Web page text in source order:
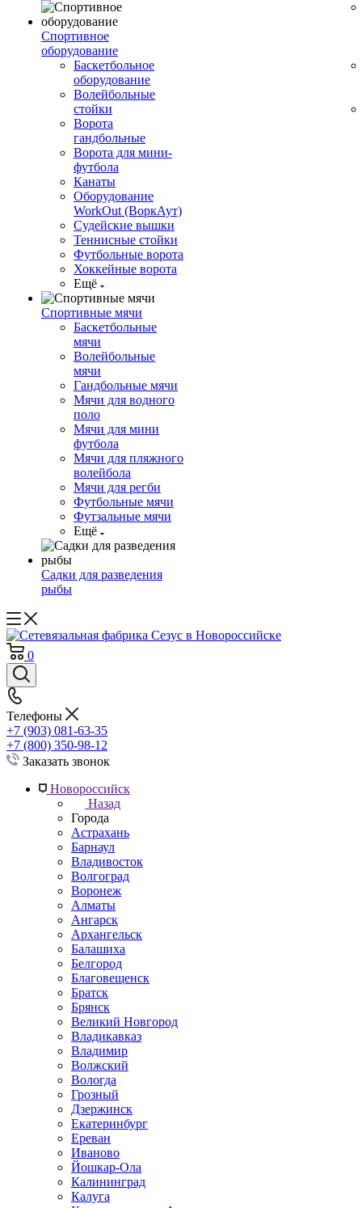
Спортивное
оборудование
Баскетбольное
оборудование
Волейбольные
стойки
Ворота
гандбольные
Ворота для мини-
футбола
Канаты
Оборудование
WorkOut (ВоркАут)
Судейские вышки
Теннисные стойки
Футбольные ворота
Хоккейные ворота
Ещё
Спортивные мячи
Баскетбольные
мячи
Волейбольные
мячи
Гандбольные мячи
Мячи для водного
поло
Мячи для мини
футбола
Мячи для пляжного
волейбола
Мячи для регби
Футбольные мячи
Футзальные мячи
Ещё
Садки для разведения
рыбы
0
Телефоны
+7 (903) 081-63-35
+7 (800) 350-98-12
Заказать звонок
Новороссийск
Назад
Города
Астрахань
Барнаул
Владивосток
Волгоград
Воронеж
Алматы
Ангарск
Архангельск
Балашиха
Белгород
Благовещенск
Братск
Брянск
Великий Новгород
Владикавказ
Владимир
Волжский
Вологда
Грозный
Дзержинск
Екатеринбург
Ереван
Иваново
Йошкар-Ола
Калининград
Калуга